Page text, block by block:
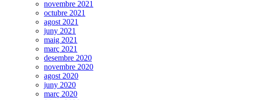
novembre 2021
octubre 2021
agost 2021
juny 2021
maig 2021
març 2021
desembre 2020
novembre 2020
agost 2020
juny 2020
març 2020